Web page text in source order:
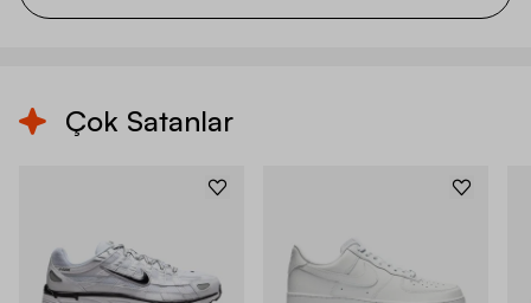
Çok Satanlar